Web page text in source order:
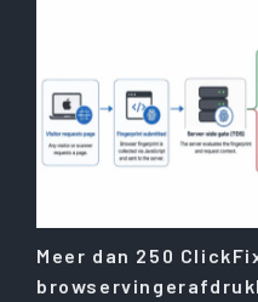
Meer dan 250